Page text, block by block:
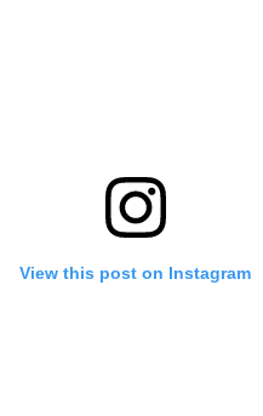
View this post on Instagram